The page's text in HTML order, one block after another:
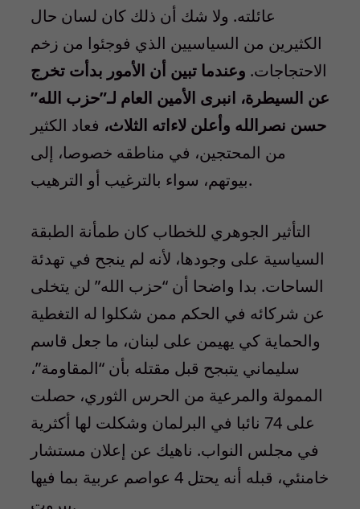
عائلته. ولا شك أن ذلك كان لسان حال
الكثيرين من السياسيين الذي فوجئوا من زخم
الاحتجاجات. وعندما تبين أن الأمور بدأت تخرج
عن السيطرة، انبرى الأمين العام لـ”حزب الله”
حسن نصرالله وأعلن لاءاته الثلاث، فعاد الكثير
من المحتجين، في مناطقه خصوصا، إلى
بيوتهم، سواء بالترغيب أو الترهيب.
التأثير الجوهري للخطاب كان طمأنة الطبقة
السياسية على وجودها، لأنه لم ينجح في تهدئة
الساحات. بدا واضحا أن “حزب الله” لن يتخلى
عن شركائه في الحكم ممن شكلوا له التغطية
والحماية كي يهيمن على لبنان، ما جعل قاسم
سليماني يتبجح قبل مقتله بأن “المقاومة”،
الممولة والمرعية من الحرس الثوري، حصلت
على 74 نائبا في البرلمان وشكلت لها أكثرية
في مجلس النواب. ناهيك عن إعلان مستشار
خامنئي، قبله أنه يحتل 4 عواصم عربية بما فيها